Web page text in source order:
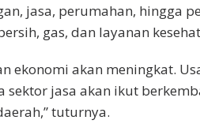
jasa, perumahan, hingga
gas, dan layanan
ekonomi akan meningkat.
sektor jasa akan ikut
tuturnya.